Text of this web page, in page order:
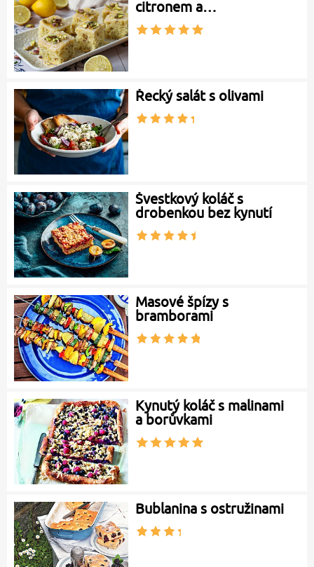
citronem a…
Řecký salát s olivami
Švestkový koláč s
drobenkou bez kynutí
Masové špízy s
bramborami
Kynutý koláč s malinami
a borůvkami
Bublanina s ostružinami